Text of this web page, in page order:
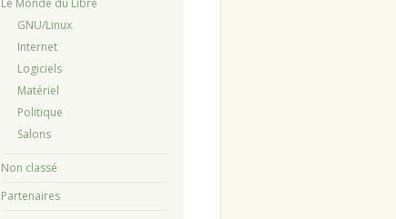
Le Monde du Libre
GNU/Linux
Internet
Logiciels
Matériel
Politique
Salons
Non classé
Partenaires